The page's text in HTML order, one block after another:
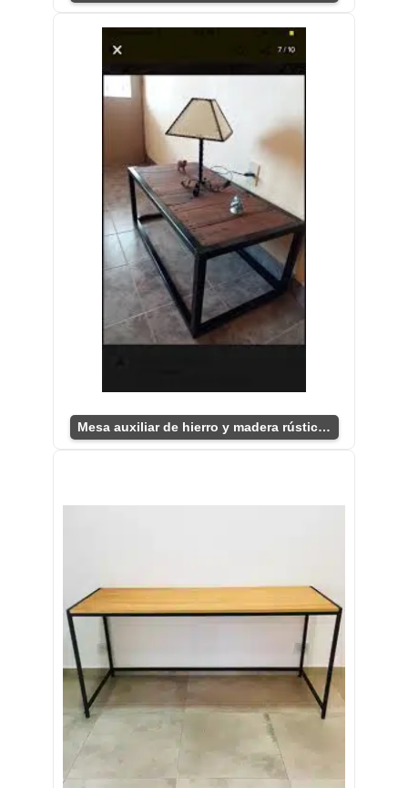
Mesa auxiliar de hierro y madera rústica industrial